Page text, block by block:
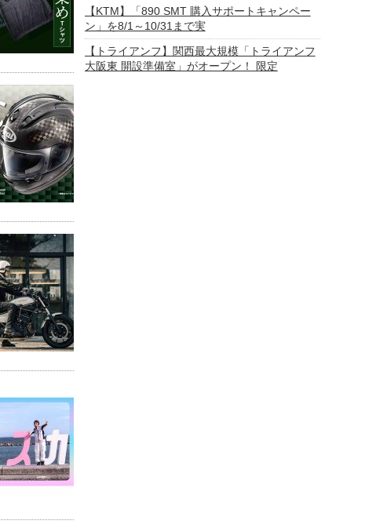
【KTM】「890 SMT 購入サポートキャンペー
ン」を8/1～10/31まで実
【トライアンフ】関西最大規模「トライアンフ
大阪東 開設準備室」がオープン！ 限定